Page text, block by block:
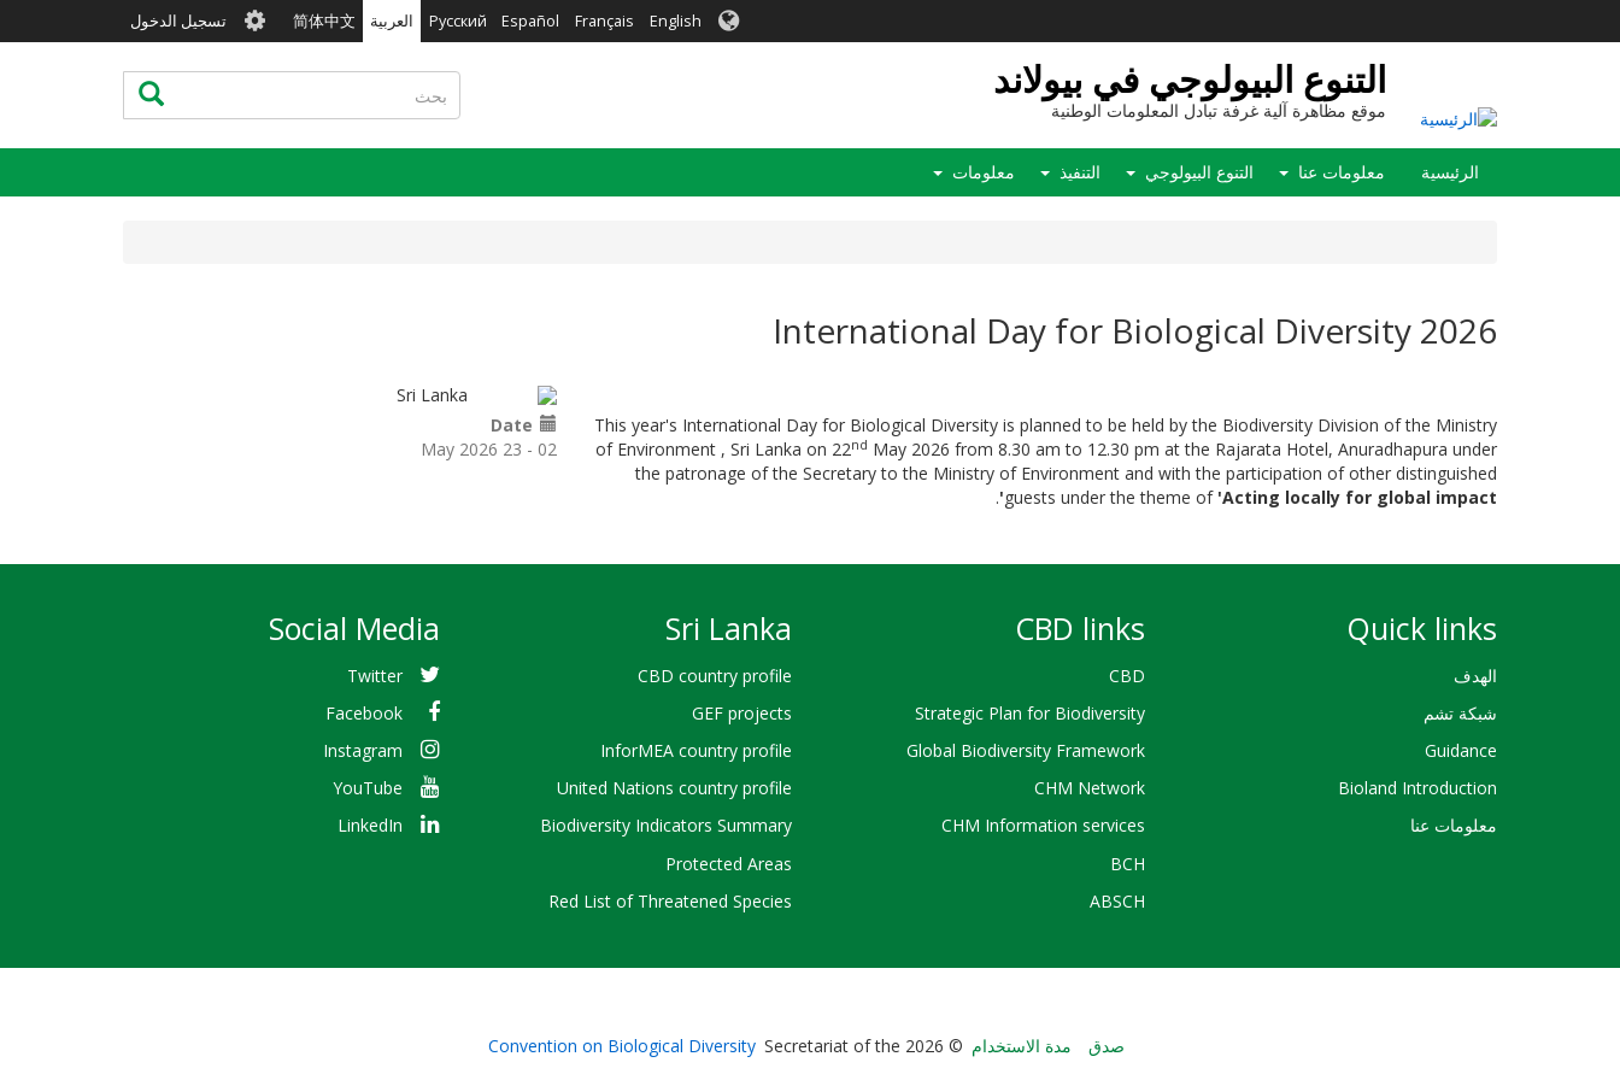
English
Français
Español
Русский العربية 简体中文
User
account
menu
تسجيل الدخول
التنوع البيولوجي في بيولاند
موقع مظاهرة آلية غرفة تبادل المعلومات الوطنية
بحث بحث
Main
navigation
الرئيسية معلومات عنا التنوع البيولوجي التنفيذ معلومات
International Day for Biological Diversity 2026
This year's International Day for Biological Diversity is planned to be held by the Biodiversity Division of the Ministry
of Environment , Sri Lanka on 22nd May 2026 from 8.30 am to 12.30 pm at the Rajarata Hotel, Anuradhapura under
the patronage of the Secretary to the Ministry of Environment and with the participation of other distinguished
guests under the theme of 'Acting locally for global impact'
.
Sri Lanka
Date
02 - 23 May 2026
Quick links
الهدف
شبكة تشم
Guidance
Bioland Introduction
معلومات عنا
CBD links
CBD
Strategic Plan for Biodiversity
Global Biodiversity Framework
CHM Network
CHM Information services
BCH
ABSCH
Sri Lanka
CBD country profile
GEF projects
InforMEA country profile
United Nations country profile
Biodiversity Indicators Summary
Protected Areas
Red List of Threatened Species
Social Media
Twitter
Facebook
Instagram
YouTube
LinkedIn
Bioland صدق مدة الاستخدام © 2026 Secretariat of the
Convention on Biological Diversity